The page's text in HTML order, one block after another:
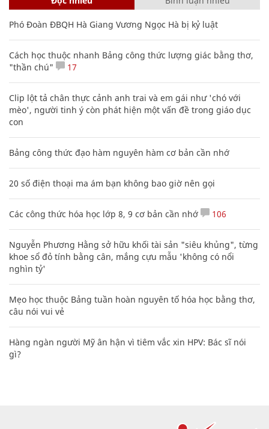
Phó Đoàn ĐBQH Hà Giang Vương Ngọc Hà bị kỷ luật
Cách học thuộc nhanh Bảng công thức lượng giác bằng thơ,
"thần chú"
17
Clip lột tả chân thực cảnh anh trai và em gái như 'chó với
mèo', người tinh ý còn phát hiện một vấn đề trong giáo dục
con
Bảng công thức đạo hàm nguyên hàm cơ bản cần nhớ
20 số điện thoại ma ám bạn không bao giờ nên gọi
Các công thức hóa học lớp 8, 9 cơ bản cần nhớ 106
Nguyễn Phương Hằng sở hữu khối tài sản "siêu khủng", từng
khoe sổ đỏ tính bằng cân, mắng cựu mẫu 'không có nổi
nghìn tỷ'
Mẹo học thuộc Bảng tuần hoàn nguyên tố hóa học bằng thơ,
câu nói vui vẻ
Hàng ngàn người Mỹ ân hận vì tiêm vắc xin HPV: Bác sĩ nói
gì?